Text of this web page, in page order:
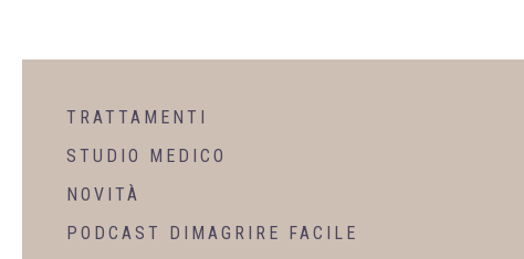
TRATTAMENTI
STUDIO MEDICO
NOVITÀ
PODCAST DIMAGRIRE FACILE